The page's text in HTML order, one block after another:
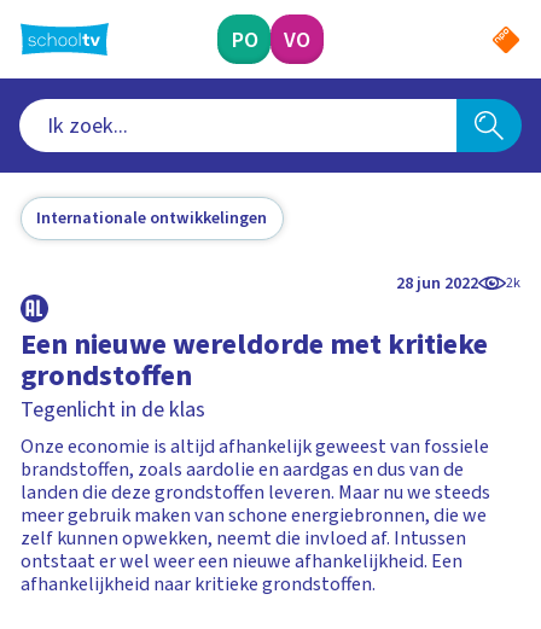
naar
hoofdinhoud
PO VO
Internationale ontwikkelingen
28 jun 2022 2k
Een nieuwe wereldorde met kritieke
grondstoffen
Tegenlicht in de klas
Onze economie is altijd afhankelijk geweest van fossiele
brandstoffen, zoals aardolie en aardgas en dus van de
landen die deze grondstoffen leveren. Maar nu we steeds
meer gebruik maken van schone energiebronnen, die we
zelf kunnen opwekken, neemt die invloed af. Intussen
ontstaat er wel weer een nieuwe afhankelijkheid. Een
afhankelijkheid naar kritieke grondstoffen.